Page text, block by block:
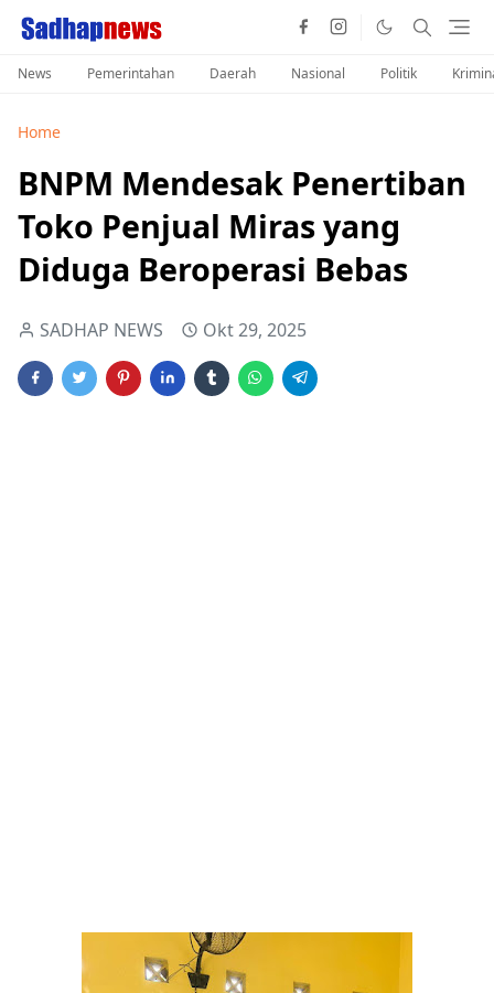
News Pemerintahan Daerah Nasional Politik
Home
BNPM Mendesak Penertiban
Toko Penjual Miras yang
Diduga Beroperasi Bebas
SADHAP NEWS Okt 29, 2025